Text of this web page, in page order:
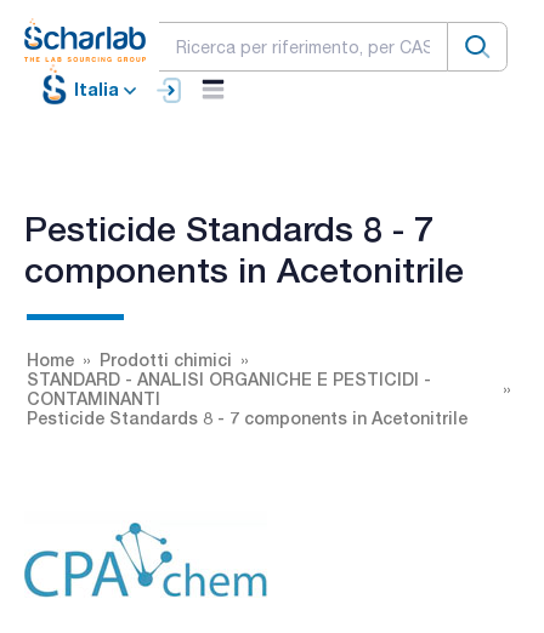
Italia
Pesticide Standards 8 - 7
components in Acetonitrile
Home
Prodotti chimici
STANDARD - ANALISI ORGANICHE E PESTICIDI -
CONTAMINANTI
Pesticide Standards 8 - 7 components in Acetonitrile